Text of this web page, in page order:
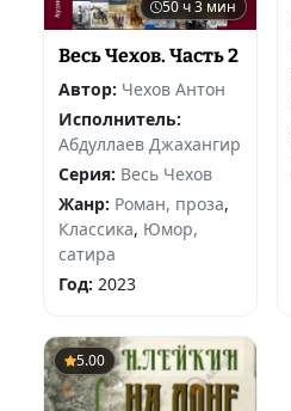
50 ч 3 мин
Весь Чехов. Часть 2
Автор: Чехов Антон
Исполнитель:
Абдуллаев Джахангир
Серия: Весь Чехов
Жанр: Роман, проза,
Классика, Юмор,
сатира
Год: 2023
5.00